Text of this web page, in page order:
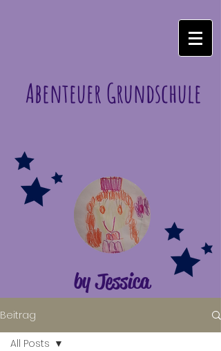
Abenteuer Grundschule
by Jessica
Beitrag
All Posts